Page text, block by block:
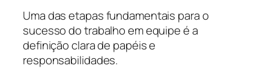
Uma das etapas fundamentais para o
sucesso do trabalho em equipe é a
definição clara de papéis e
responsabilidades.